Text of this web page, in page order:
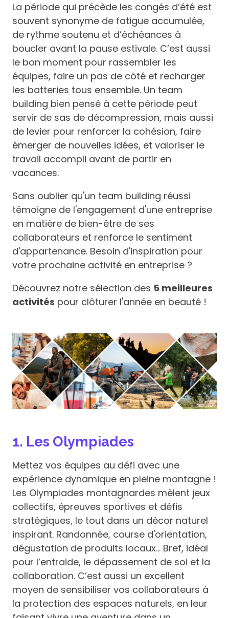
La période qui précède les congés d’été est
souvent synonyme de fatigue accumulée,
de rythme soutenu et d’échéances à
boucler avant la pause estivale. C’est aussi
le bon moment pour rassembler les
équipes, faire un pas de côté et recharger
les batteries tous ensemble. Un team
building bien pensé à cette période peut
servir de sas de décompression, mais aussi
de levier pour renforcer la cohésion, faire
émerger de nouvelles idées, et valoriser le
travail accompli avant de partir en
vacances.
Sans oublier qu'un team building réussi
témoigne de l'engagement d'une entreprise
en matière de bien-être de ses
collaborateurs et renforce le sentiment
d'appartenance. Besoin d'inspiration pour
votre prochaine activité en entreprise ?
Découvrez notre sélection des 5 meilleures
activités pour clôturer l'année en beauté !
1. Les Olympiades
Mettez vos équipes au défi avec une
expérience dynamique en pleine montagne !
Les Olympiades montagnardes mêlent jeux
collectifs, épreuves sportives et défis
stratégiques, le tout dans un décor naturel
inspirant. Randonnée, course d'orientation,
dégustation de produits locaux... Bref, idéal
pour l’entraide, le dépassement de soi et la
collaboration. C’est aussi un excellent
moyen de sensibiliser vos collaborateurs à
la protection des espaces naturels, en leur